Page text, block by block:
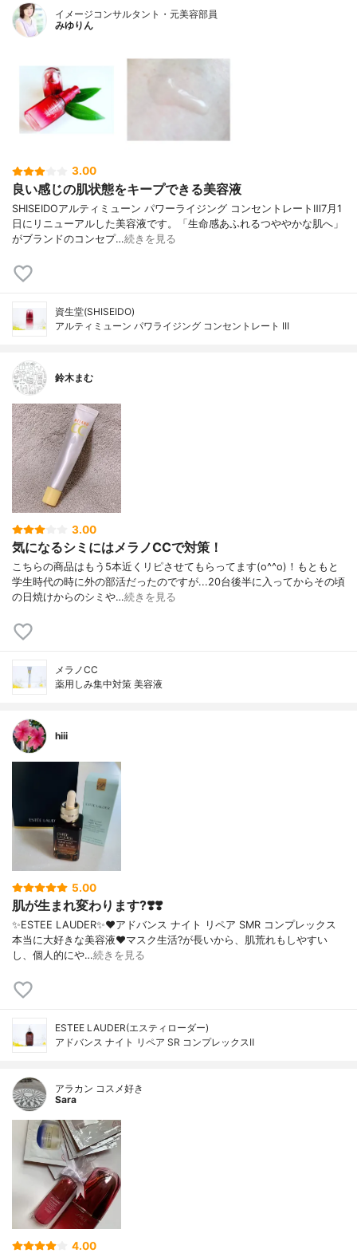
イメージコンサルタント・元美容部員
みゆりん
3.00
良い感じの肌状態をキープできる美容液
SHISEIDOアルティミューン パワーライジング コンセントレートⅢ7月1
日にリニューアルした美容液です。「生命感あふれるつややかな肌へ」
がブランドのコンセプ…続きを見る
資生堂(SHISEIDO)
アルティミューン パワライジング コンセントレート III
鈴木まむ
3.00
気になるシミにはメラノCCで対策！
こちらの商品はもう5本近くリピさせてもらってます(o^^o)！もともと
学生時代の時に外の部活だったのですが...20台後半に入ってからその頃
の日焼けからのシミや…続きを見る
メラノCC
薬用しみ集中対策 美容液
hiii
5.00
肌が生まれ変わります?❣️❣️
✨ESTEE LAUDER✨❤︎アドバンス ナイト リペア SMR コンプレックス
本当に大好きな美容液❤️マスク生活?が長いから、肌荒れもしやすい
し、個人的にや…続きを見る
ESTEE LAUDER(エスティローダー)
アドバンス ナイト リペア SR コンプレックスⅡ
アラカン コスメ好き
Sara
4.00